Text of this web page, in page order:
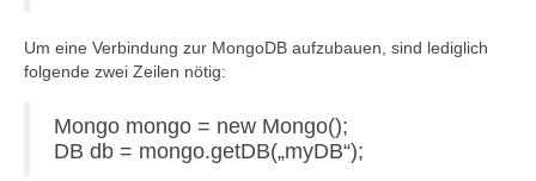
Um eine Verbindung zur MongoDB aufzubauen, sind lediglich
folgende zwei Zeilen nötig:
Mongo mongo = new Mongo();
DB db = mongo.getDB(„myDB“);